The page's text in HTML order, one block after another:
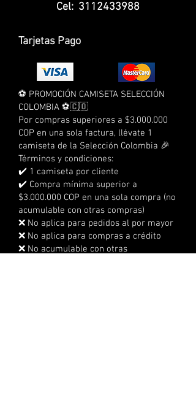
Cel: 3112433988
Tarjetas Pago
⚽ PROMOCIÓN CAMISETA SELECCIÓN
COLOMBIA ⚽🇨🇴
Por compras superiores a $3.000.000
COP en una sola factura, llévate 1
camiseta de la Selección Colombia 🎉
Términos y condiciones:
✔️ 1 camiseta por cliente
✔️ Compra mínima superior a
$3.000.000 COP en una sola compra (no
acumulable con otras compras)
❌ No aplica para pedidos al por mayor
❌ No aplica para compras a crédito
❌ No acumulable con otras